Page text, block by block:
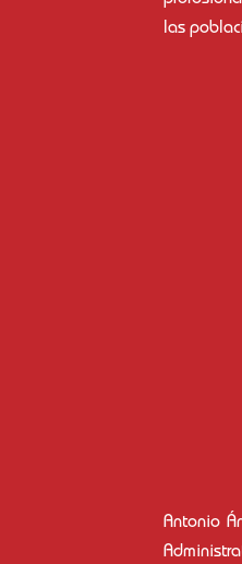
las
Antonio